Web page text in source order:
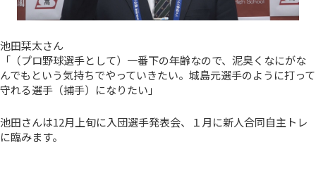
池田栞太さん
「（プロ野球選手として）一番下の年齢なので、泥臭くなにがな
んでもという気持ちでやっていきたい。城島元選手のように打って
守れる選手（捕手）になりたい」
池田さんは12月上旬に入団選手発表会、１月に新人合同自主トレ
に臨みます。